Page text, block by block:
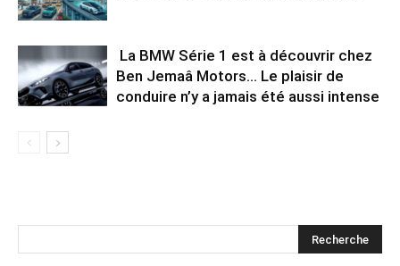
La BMW Série 1 est à découvrir chez
Ben Jemaâ Motors… Le plaisir de
conduire n’y a jamais été aussi intense